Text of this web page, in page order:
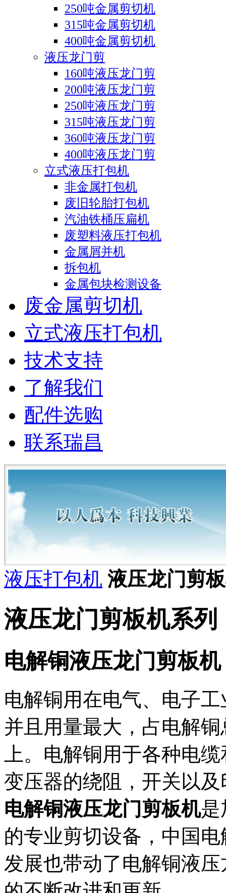
250吨金属剪切机
315吨金属剪切机
400吨金属剪切机
液压龙门剪
160吨液压龙门剪
200吨液压龙门剪
250吨液压龙门剪
315吨液压龙门剪
360吨液压龙门剪
400吨液压龙门剪
立式液压打包机
非金属打包机
废旧轮胎打包机
汽油铁桶压扁机
废塑料液压打包机
金属屑并机
拆包机
金属包块检测设备
废金属剪切机
立式液压打包机
技术支持
了解我们
配件选购
联系瑞昌
液压打包机 液压龙门剪
液压龙门剪板机系列
电解铜液压龙门剪板机
电解铜用在电气、电子
并且用量最大，占电解
上。电解铜用于各种电
变压器的绕阻，开关以
电解铜液压龙门剪板机是
的专业剪切设备，中国
发展也带动了电解铜液